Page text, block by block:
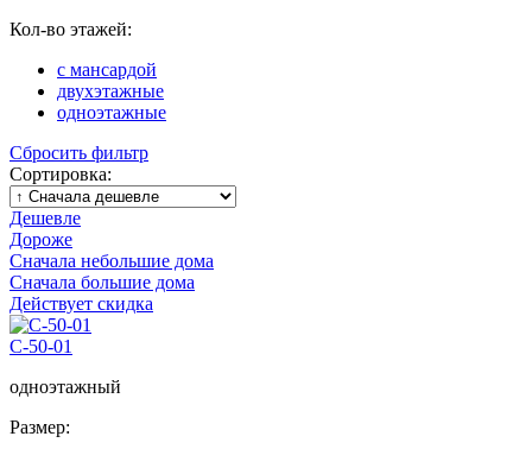
Кол-во этажей:
с мансардой
двухэтажные
одноэтажные
Сбросить фильтр
Сортировка:
Дешевле
Дороже
Сначала небольшие дома
Сначала большие дома
Действует скидка
C-50-01
одноэтажный
Размер: